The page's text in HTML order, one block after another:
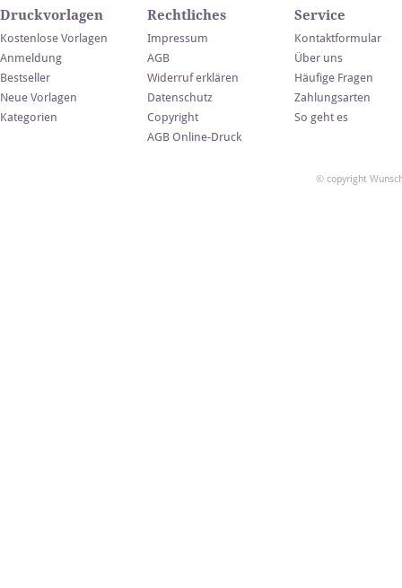
Druckvorlagen
Kostenlose Vorlagen
Anmeldung
Bestseller
Neue Vorlagen
Kategorien
Rechtliches
Impressum
AGB
Widerruf erklären
Datenschutz
Copyright
AGB Online-Druck
Service
Kontaktformular
Über uns
Häufige Fragen
Zahlungsarten
So geht es
© copyright